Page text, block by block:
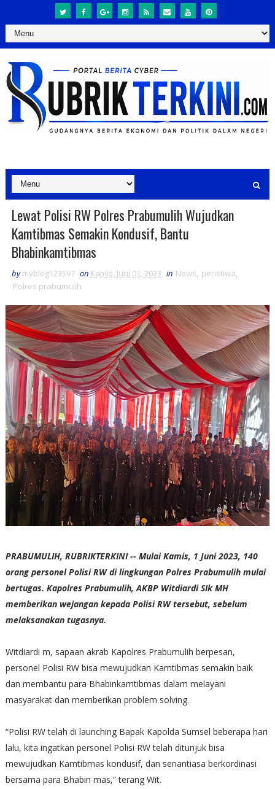
Lewat Polisi RW Polres Prabumulih Wujudkan
Kamtibmas Semakin Kondusif, Bantu
Bhabinkamtibmas
by myblog123597 on Kamis, Juni 01, 2023 in News, peristiwa,
Polres prabumulih
PRABUMULIH, RUBRIKTERKINI -- Mulai Kamis, 1 Juni 2023, 140
orang personel Polisi RW di lingkungan Polres Prabumulih mulai
bertugas. Kapolres Prabumulih, AKBP Witdiardi SIk MH
memberikan wejangan kepada Polisi RW tersebut, sebelum
melaksanakan tugasnya.
Witdiardi m, sapaan akrab Kapolres Prabumulih berpesan,
personel Polisi RW bisa mewujudkan Kamtibmas semakin baik
dan membantu para Bhabinkamtibmas dalam melayani
masyarakat dan memberikan problem solving.
“Polisi RW telah di launching Bapak Kapolda Sumsel beberapa hari
lalu, kita ingatkan personel Polisi RW telah ditunjuk bisa
mewujudkan Kamtibmas kondusif, dan senantiasa berkordinasi
bersama para Bhabin mas,” terang Wit.